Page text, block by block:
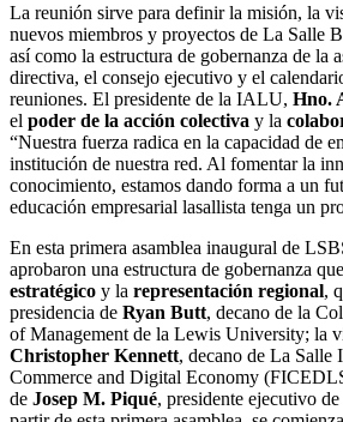
La reunión sirve para definir la misión, la
nuevos miembros y proyectos de La Salle
así como la estructura de gobernanza de la
directiva, el consejo ejecutivo y el
reuniones. El presidente de la IALU, Hno.
el poder de la acción colectiva y la
“Nuestra fuerza radica en la capacidad de
institución de nuestra red. Al fomentar la
conocimiento, estamos dando forma a un
educación empresarial lasallista tenga un
En esta primera asamblea inaugural de
aprobaron una estructura de gobernanza
estratégico y la representación regional,
presidencia de Ryan Butt, decano de la
of Management de la Lewis University; la
Christopher Kennett, decano de La Salle
Commerce and Digital Economy
de Josep M. Piqué, presidente ejecutivo